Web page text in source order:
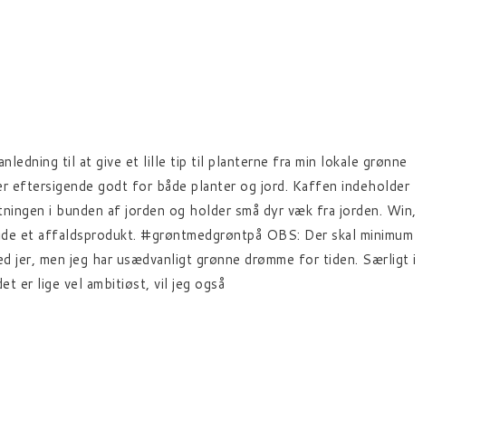
til at give et lille tip til planterne fra min lokale grønne
eftersigende godt for både planter og jord. Kaffen indeholder
i bunden af jorden og holder små dyr væk fra jorden. Win,
et affaldsprodukt. #grøntmedgrøntpå OBS: Der skal minimum
jer, men jeg har usædvanligt grønne drømme for tiden. Særligt i
er lige vel ambitiøst, vil jeg også